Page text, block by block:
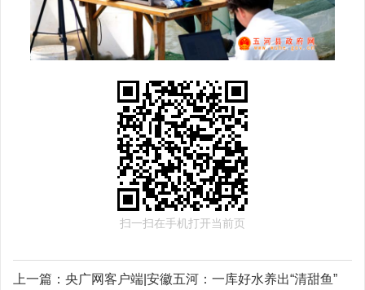
扫一扫在手机打开当前页
上一篇： 央广网客户端|安徽五河：一库好水养出“清甜鱼”